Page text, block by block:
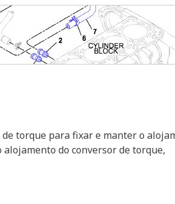
torque para fixar e manter o
do conversor de torque,